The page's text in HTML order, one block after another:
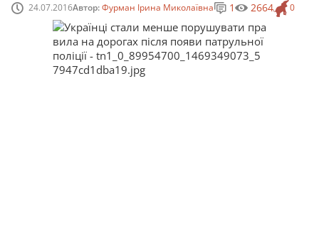
24.07.2016Автор:Фурман Ірина Миколаївна 0
1 2664